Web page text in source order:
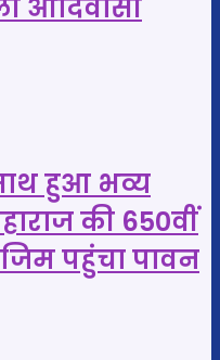
आदिवासी
हुआ भव्य
की 650वीं
पहुंचा पावन